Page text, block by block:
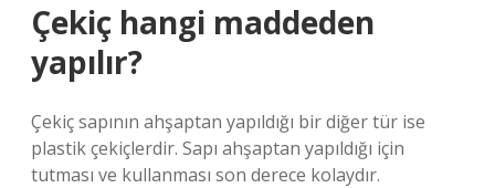
Çekiç hangi maddeden
yapılır?
Çekiç sapının ahşaptan yapıldığı bir diğer tür ise
plastik çekiçlerdir. Sapı ahşaptan yapıldığı için
tutması ve kullanması son derece kolaydır.